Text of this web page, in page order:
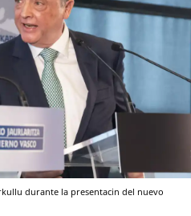
durante la presentacin del nuevo